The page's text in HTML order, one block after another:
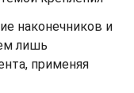
наконечников и
лишь
применяя